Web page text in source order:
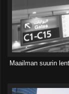
Maailman suurin